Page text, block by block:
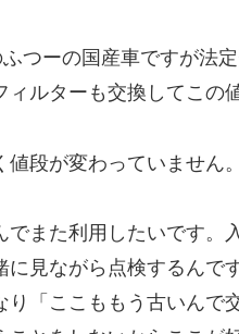
つーの国産車ですが法
ルターも交換してこの値
段が変わっていません
でまた利用したいです。
に見ながら点検するん
り「ここももう古いんで